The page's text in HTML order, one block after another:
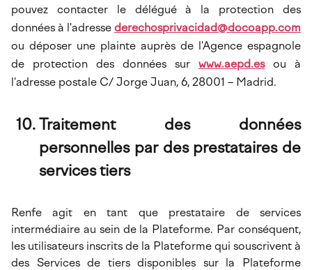
pouvez contacter le délégué à la protection des
données à l'adresse derechosprivacidad@docoapp.com
ou déposer une plainte auprès de l'Agence espagnole
de protection des données sur www.aepd.esou à
l'adresse postale C/ Jorge Juan, 6, 28001 – Madrid.
Traitement des données
personnelles par des prestataires de
services tiers
Renfe agit en tant que prestataire de services
intermédiaire au sein de la Plateforme. Par conséquent,
les utilisateurs inscrits de la Plateforme qui souscrivent à
des Services de tiers disponibles sur la Plateforme